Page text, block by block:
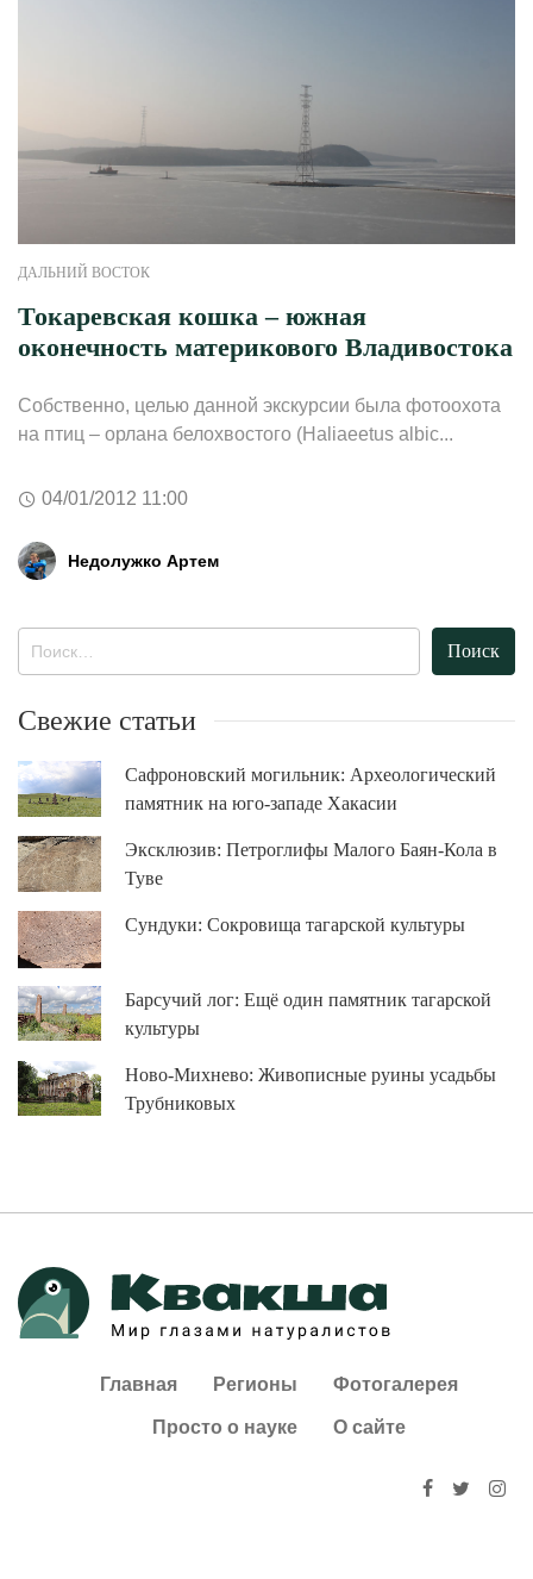
ДАЛЬНИЙ ВОСТОК
Токаревская кошка – южная
оконечность материкового Владивостока
Собственно, целью данной экскурсии была фотоохота
на птиц – орлана белохвостого (Haliaeetus albic...
04/01/2012 11:00
Недолужко Артем
Свежие статьи
Сафроновский могильник: Археологический
памятник на юго-западе Хакасии
Эксклюзив: Петроглифы Малого Баян-Кола в
Туве
Сундуки: Сокровища тагарской культуры
Барсучий лог: Ещё один памятник тагарской
культуры
Ново-Михнево: Живописные руины усадьбы
Трубниковых
Главная Регионы Фотогалерея
Просто о науке О сайте